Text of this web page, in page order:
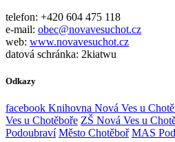
telefon: +420 604 475 118
e-mail: obec@novavesuchot.cz
web: www.novavesuchot.cz
datová schránka: 2kiatwu
Odkazy
facebook Knihovna Nová Ves u
Ves u Chotěboře ZŠ Nová Ves u
Podoubraví Město Chotěboř MAS